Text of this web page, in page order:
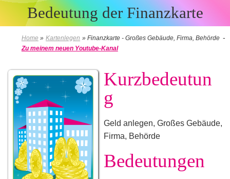
Bedeutung der Finanzkarte
Home » Kartenlegen » Finanzkarte - Großes Gebäude, Firma, Behörde -
Zu meinem neuen Youtube-Kanal
Kurzbedeutun
g
Geld anlegen, Großes Gebäude,
Firma, Behörde
Bedeutungen